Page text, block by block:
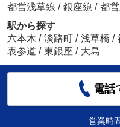
都営浅草線 / 銀座線 / 都
駅から探す
六本木 / 淡路町 / 浅草橋 /
表参道 / 東銀座 / 大島
電話
営業時